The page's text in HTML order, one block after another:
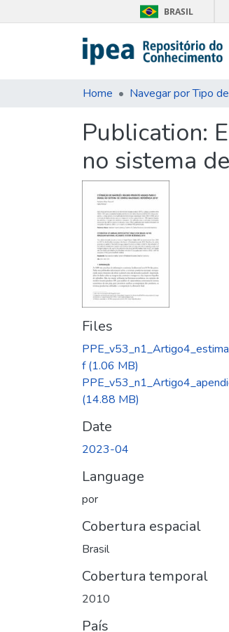
BRASIL
Home
Publication:
no sistema
Files
f(1.06 MB)
(14.88 MB)
Date
2023-04
Language
por
Cobertura espacial
Brasil
Cobertura temporal
2010
País